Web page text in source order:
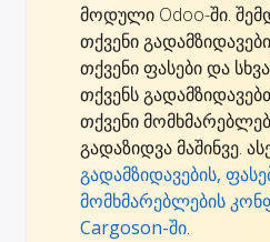
მოდული Odoo-ში.
თქვენი
თქვენი ფასები და
თქვენს
თქვენი
გადაზიდვა მაშინვე.
გადამზიდავების,
მომხმარებლების
Cargoson-ში.